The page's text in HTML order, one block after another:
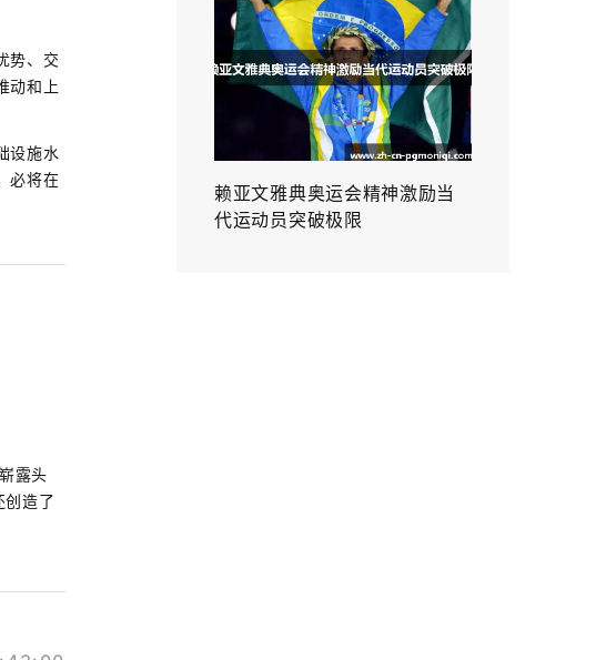
势、交
动和上
设施水
必将在
露头
创造了
赖亚文雅典奥运会精神激励当
代运动员突破极限